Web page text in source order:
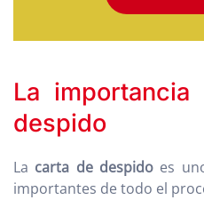
La
despido
La carta de despido es
importantes de todo el